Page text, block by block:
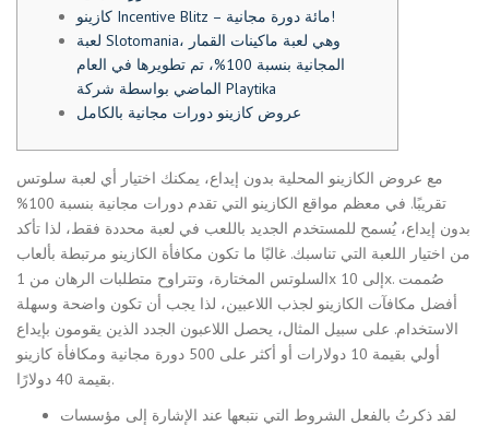
كازينو Incentive Blitz – مائة دورة مجانية!
لعبة Slotomania، وهي لعبة ماكينات القمار
المجانية بنسبة 100%، تم تطويرها في العام
الماضي بواسطة شركة Playtika
عروض كازينو دورات مجانية بالكامل
مع عروض الكازينو المحلية بدون إيداع، يمكنك اختيار أي لعبة سلوتس
تقريبًا. في معظم مواقع الكازينو التي تقدم دورات مجانية بنسبة 100%
بدون إيداع، يُسمح للمستخدم الجديد باللعب في لعبة محددة فقط، لذا تأكد
من اختيار اللعبة التي تناسبك. غالبًا ما تكون مكافأة الكازينو مرتبطة بألعاب
السلوتس المختارة، وتتراوح متطلبات الرهان من 1x إلى 10x. صُممت
أفضل مكافآت الكازينو لجذب اللاعبين، لذا يجب أن تكون واضحة وسهلة
الاستخدام. على سبيل المثال، يحصل اللاعبون الجدد الذين يقومون بإيداع
أولي بقيمة 10 دولارات أو أكثر على 500 دورة مجانية ومكافأة كازينو
بقيمة 40 دولارًا.
لقد ذكرتُ بالفعل الشروط التي نتبعها عند الإشارة إلى مؤسسات